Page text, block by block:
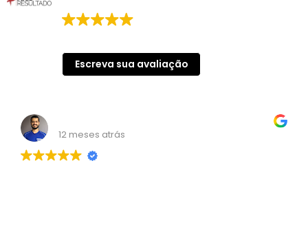
Escreva sua avaliação
12 meses atrás